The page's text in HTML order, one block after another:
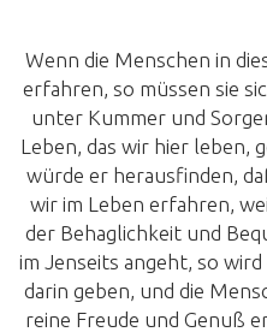
Wenn die Menschen in
erfahren, so müssen sie
unter Kummer und
Leben, das wir hier leben,
würde er herausfinden,
wir im Leben erfahren,
der Behaglichkeit und
im Jenseits angeht, so
darin geben, und die
reine Freude und Genuß